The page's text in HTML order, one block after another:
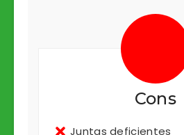
Cons
Juntas deficientes